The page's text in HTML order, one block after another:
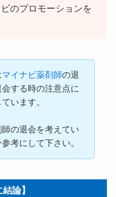
のプロモーションを
マイナビ薬剤師の退
する時の注意点に
います。
の退会を考えてい
考にして下さい。
結論】